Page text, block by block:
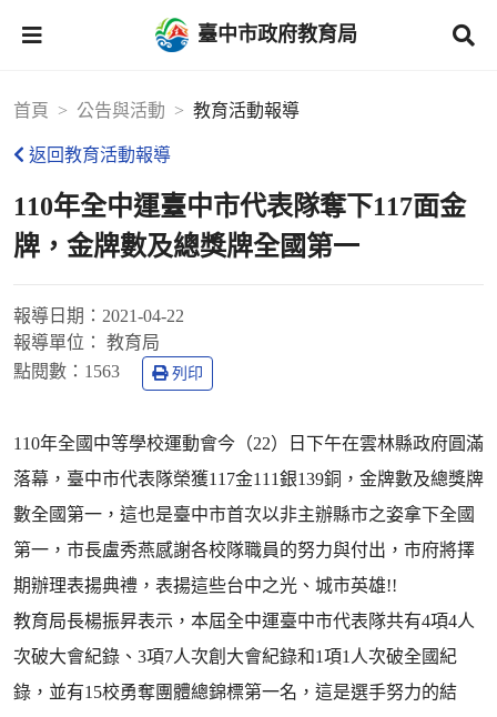
臺中市政府教育局
首頁 公告與活動 教育活動報導
返回教育活動報導
110年全中運臺中市代表隊奪下117面金
牌，金牌數及總獎牌全國第一
報導日期： 2021-04-22
報導單位：
教育局
點閱數： 1563 列印
110年全國中等學校運動會今（22）日下午在雲林縣政府圓滿
落幕，臺中市代表隊榮獲117金111銀139銅，金牌數及總獎牌
數全國第一，這也是臺中市首次以非主辦縣市之姿拿下全國
第一，市長盧秀燕感謝各校隊職員的努力與付出，市府將擇
期辦理表揚典禮，表揚這些台中之光、城市英雄!!
教育局長楊振昇表示，本屆全中運臺中市代表隊共有4項4人
次破大會紀錄、3項7人次創大會紀錄和1項1人次破全國紀
錄，並有15校勇奪團體總錦標第一名，這是選手努力的結